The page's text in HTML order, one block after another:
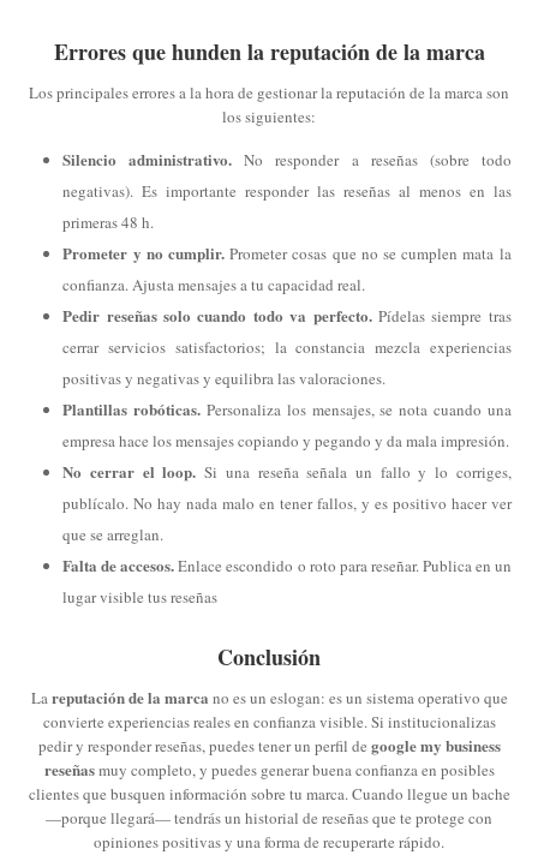
Errores que hunden la reputación de la marca
Los principales errores a la hora de gestionar la reputación de la marca son
los siguientes:
Silencio administrativo. No responder a reseñas (sobre todo
negativas). Es importante responder las reseñas al menos en las
primeras 48 h.
Prometer y no cumplir. Prometer cosas que no se cumplen mata la
confianza. Ajusta mensajes a tu capacidad real.
Pedir reseñas solo cuando todo va perfecto.Pídelas siempre tras
cerrar servicios satisfactorios; la constancia mezcla experiencias
positivas y negativas y equilibra las valoraciones.
Plantillas robóticas. Personaliza los mensajes, se nota cuando una
empresa hace los mensajes copiando y pegando y da mala impresión.
No cerrar el loop. Si una reseña señala un fallo y lo corriges,
publícalo. No hay nada malo en tener fallos, y es positivo hacer ver
que se arreglan.
Falta de accesos.Enlace escondido o roto para reseñar. Publica en un
lugar visible tus reseñas
Conclusión
Lareputación de la marca no es un eslogan: es un sistema operativo que
convierte experiencias reales en confianza visible. Si institucionalizas
pedir y responder reseñas, puedes tener un perfil de google my business
reseñasmuy completo, y puedes generar buena confianza en posibles
clientes que busquen información sobre tu marca. Cuando llegue un bache
—porque llegará— tendrás un historial de reseñas que te protege con
opiniones positivas y una forma de recuperarte rápido.